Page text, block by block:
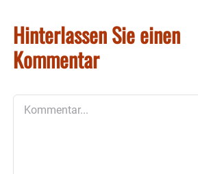
Hinterlassen Sie einen
Kommentar